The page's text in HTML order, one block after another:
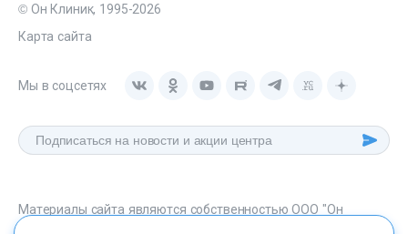
© Он Клиник, 1995-2026
Карта сайта
Мы в соцсетях
Материалы сайта являются собственностью ООО "Он